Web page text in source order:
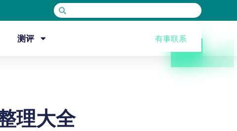
测评 有事联系
理大全